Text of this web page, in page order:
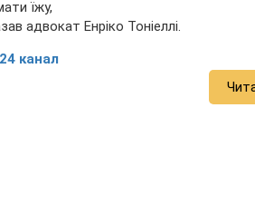
їжу,
адвокат Енріко Тоніеллі.
24 канал